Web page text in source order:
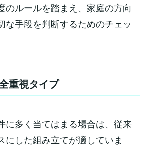
のルールを踏まえ、家庭の方向
な手段を判断するためのチェッ
重視タイプ
に多く当てはまる場合は、従来
にした組み立てが適していま